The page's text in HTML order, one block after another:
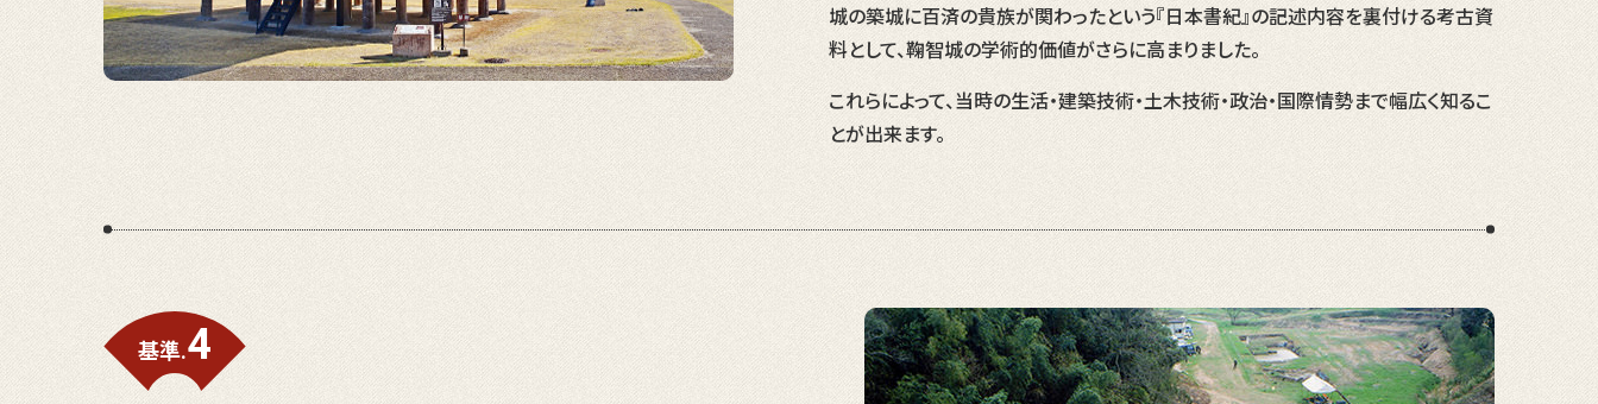
城の築城に百済の貴族が関わったという『日本書紀』の記述内容を裏付ける考古資
料として、鞠智城の学術的価値がさらに高まりました。
これらによって、当時の生活・建築技術・土木技術・政治・国際情勢まで幅広く知るこ
とが出来ます。
基準.4